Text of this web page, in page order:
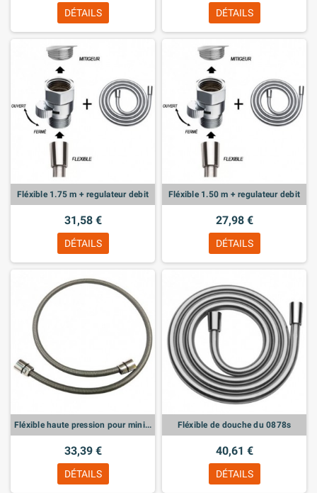
DÉTAILS DÉTAILS
Fléxible 1.75 m + regulateur debit
31,58 €
DÉTAILS
Fléxible 1.50 m + regulateur debit
27,98 €
DÉTAILS
Fléxible haute pression pour minikit hygienique
33,39 €
DÉTAILS
Fléxible de douche du 0878s
40,61 €
DÉTAILS